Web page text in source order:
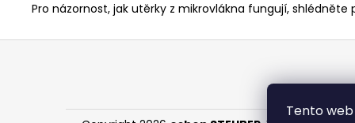
Tento
Pro názornost, jak utěrky z mikrovlákna fungují, shlédněte
Z